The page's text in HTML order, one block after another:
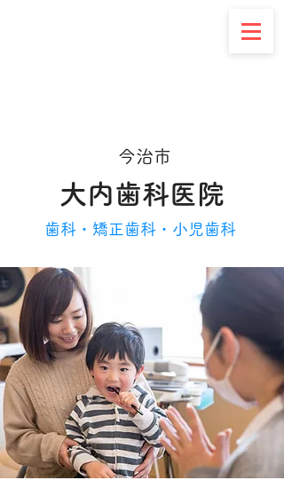
今治市
大内歯科医院
歯科・矯正歯科・小児歯科